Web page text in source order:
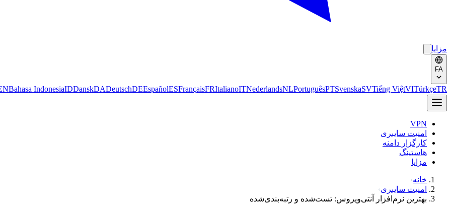
مزایا
FA
Bahasa IndonesiaIDDanskDADeutschDEEspañolESFrançaisFRItalianoITNederlandsNLPortuguêsPTSvenskaSVTiếng ViệtVITürkçeTR
VPN
امنیت سایبری
کارگزار دامنه
هاستینگ
مزایا
خانه
امنیت سایبری
بهترین نرم‌افزار آنتی‌ویروس: تست‌شده و رتبه‌بندی‌شده